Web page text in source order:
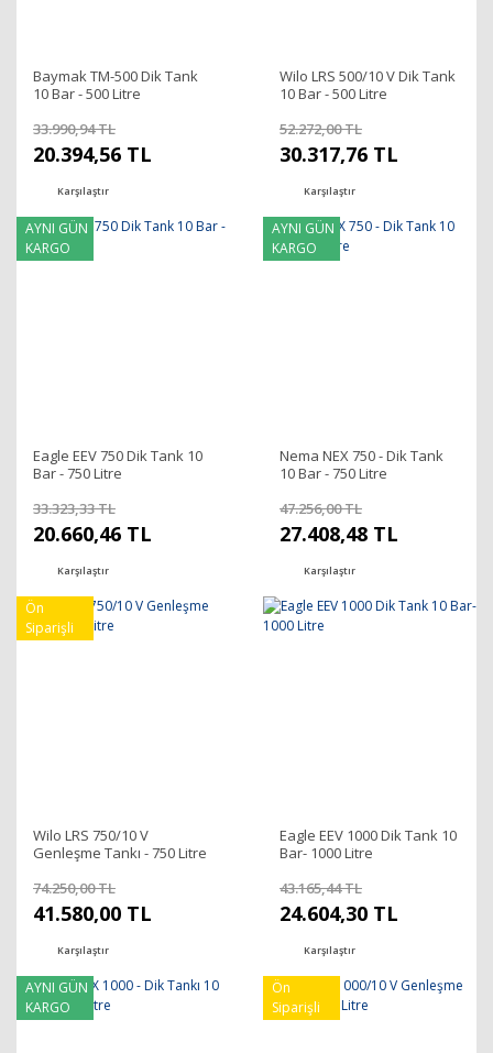
Baymak TM-500 Dik Tank
10 Bar - 500 Litre
33.990,94 TL
20.394,56 TL
Karşılaştır
Wilo LRS 500/10 V Dik Tank
10 Bar - 500 Litre
52.272,00 TL
30.317,76 TL
Karşılaştır
AYNI GÜN
KARGO
Eagle EEV 750 Dik Tank 10
Bar - 750 Litre
33.323,33 TL
20.660,46 TL
Karşılaştır
AYNI GÜN
KARGO
Nema NEX 750 - Dik Tank
10 Bar - 750 Litre
47.256,00 TL
27.408,48 TL
Karşılaştır
Ön
Siparişli
Wilo LRS 750/10 V
Genleşme Tankı - 750 Litre
74.250,00 TL
41.580,00 TL
Karşılaştır
Eagle EEV 1000 Dik Tank 10
Bar- 1000 Litre
43.165,44 TL
24.604,30 TL
Karşılaştır
AYNI GÜN
KARGO
Ön
Siparişli